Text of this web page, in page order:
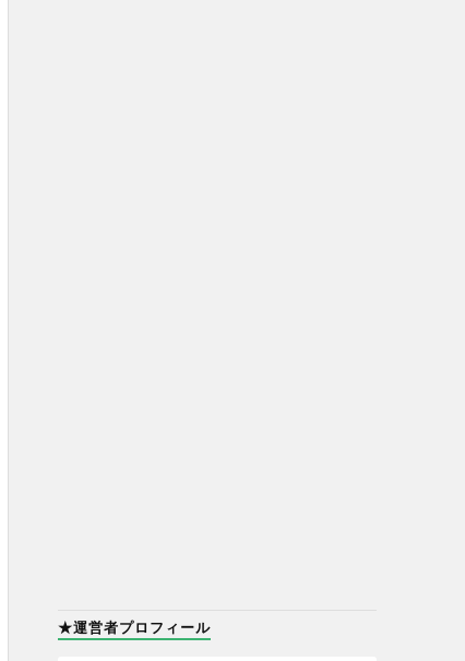
★運営者プロフィール